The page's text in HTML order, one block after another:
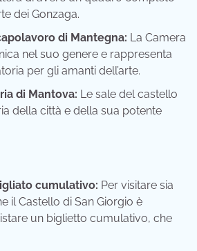
dei Gonzaga.
di Mantegna: La Camera
nel suo genere e rappresenta
per gli amanti dell’arte.
di Mantova: Le sale del castello
della città e della sua potente
cumulativo: Per visitare sia
il Castello di San Giorgio è
un biglietto cumulativo, che